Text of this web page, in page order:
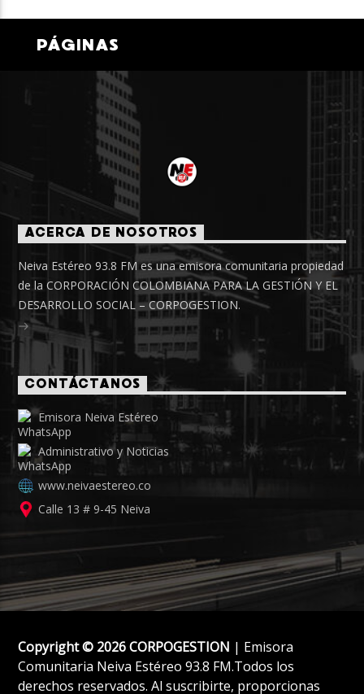
PÁGINAS
ACERCA DE NOSOTROS
Neiva Estéreo 93.8 FM es una emisora comunitaria propiedad
de la CORPORACIÓN COLOMBIANA PARA LA GESTIÓN Y EL
DESARROLLO SOCIAL – CORPOGESTION.
CONTÁCTANOS
Emisora Neiva Estéreo
Administrativo y Noticias
www.neivaestereo.co
Calle 13 # 9-45 Neiva
Copyright © 2026 CORPOGESTION | Emisora
Comunitaria Neiva Estéreo 93.8 FM.Todos los
derechos reservados. Al suscribirte, proporcionas